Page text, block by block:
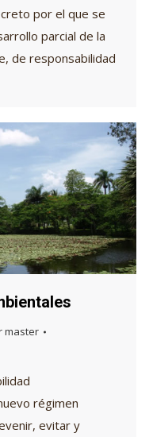
por el que se
parcial de la
de responsabilidad
master
régimen
evitar y